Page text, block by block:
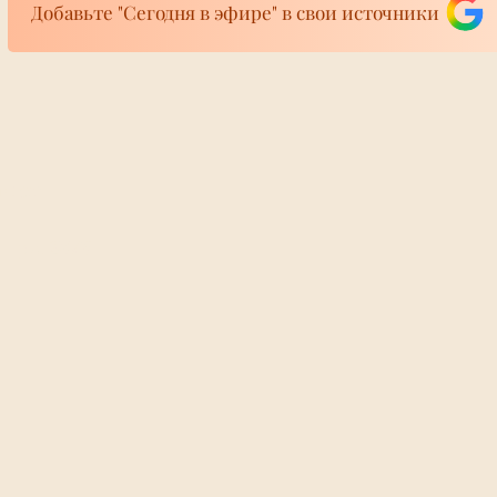
с детьми
Добавьте "Сегодня в эфире" в свои источники